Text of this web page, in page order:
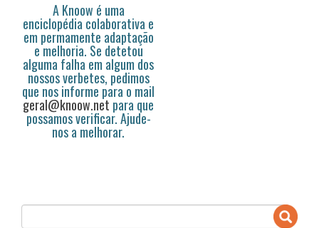
A Knoow é uma
enciclopédia colaborativa e
em permamente adaptação
e melhoria. Se detetou
alguma falha em algum dos
nossos verbetes, pedimos
que nos informe para o mail
geral@knoow.net para que
possamos verificar. Ajude-
nos a melhorar.